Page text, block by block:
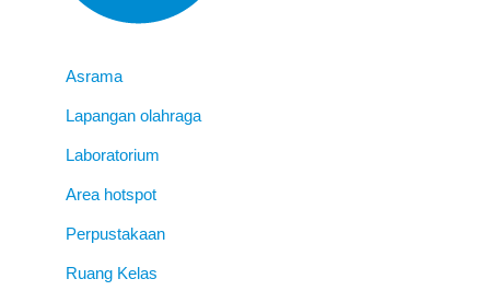
Asrama
Lapangan olahraga
Laboratorium
Area hotspot
Perpustakaan
Ruang Kelas